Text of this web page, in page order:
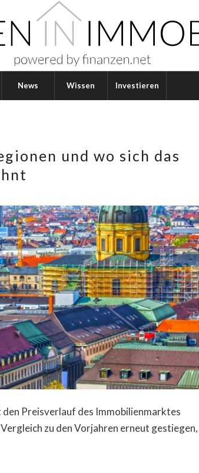
News Wissen Investieren
und wo sich das
Preisverlauf des Immobilienmarktes
zu den Vorjahren erneut gestiegen,